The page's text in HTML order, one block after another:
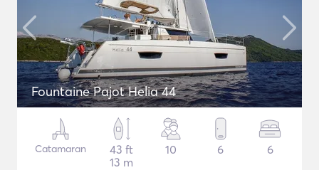
Fountaine Pajot Helia 44
Catamaran
43 ft
13 m
10 6 6